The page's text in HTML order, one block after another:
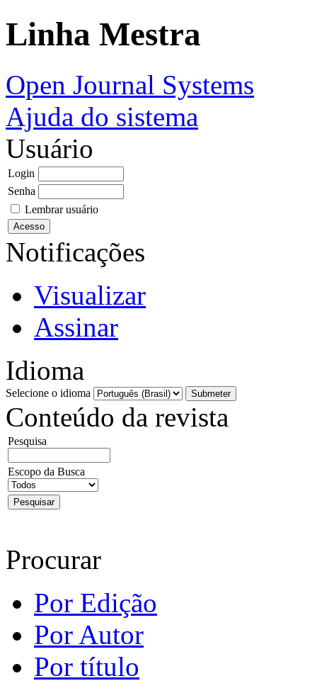
Linha Mestra
Open Journal Systems
Ajuda do sistema
Usuário
Login
Senha
Lembrar usuário
Notificações
Visualizar
Assinar
Idioma
Selecione o idioma
Conteúdo da revista
Pesquisa
Escopo da Busca
Procurar
Por Edição
Por Autor
Por título